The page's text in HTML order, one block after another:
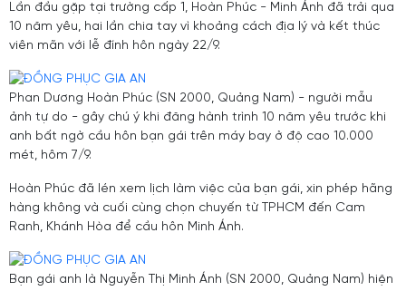
Lần đầu gặp tại trường cấp 1, Hoàn Phúc - Minh Ánh đã trải qua
10 năm yêu, hai lần chia tay vì khoảng cách địa lý và kết thúc
viên mãn với lễ đính hôn ngày 22/9.
Phan Dương Hoàn Phúc (SN 2000, Quảng Nam) - người mẫu
ảnh tự do - gây chú ý khi đăng hành trình 10 năm yêu trước khi
anh bất ngờ cầu hôn bạn gái trên máy bay ở độ cao 10.000
mét, hôm 7/9.
Hoàn Phúc đã lén xem lịch làm việc của bạn gái, xin phép hãng
hàng không và cuối cùng chọn chuyến từ TPHCM đến Cam
Ranh, Khánh Hòa để cầu hôn Minh Ánh.
Bạn gái anh là Nguyễn Thị Minh Ánh (SN 2000, Quảng Nam) hiện